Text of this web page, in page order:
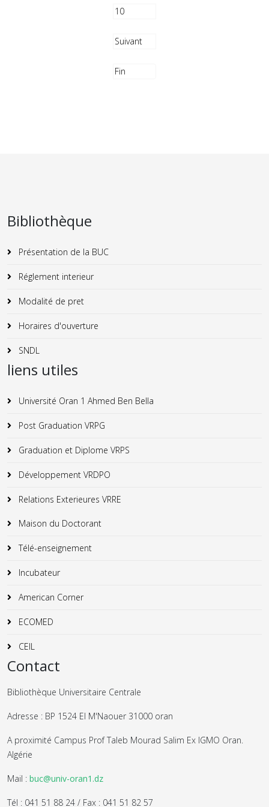
10
Suivant
Fin
Bibliothèque
Présentation de la BUC
Réglement interieur
Modalité de pret
Horaires d'ouverture
SNDL
liens utiles
Université Oran 1 Ahmed Ben Bella
Post Graduation VRPG
Graduation et Diplome VRPS
Développement VRDPO
Relations Exterieures VRRE
Maison du Doctorant
Télé-enseignement
Incubateur
American Corner
ECOMED
CEIL
Contact
Bibliothèque Universitaire Centrale
Adresse : BP 1524 El M'Naouer 31000 oran
A proximité Campus Prof Taleb Mourad Salim Ex IGMO Oran.
Algérie
Mail : buc@univ-oran1.dz
Tél : 041 51 88 24 / Fax : 041 51 82 57